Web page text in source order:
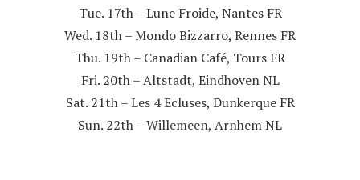
Tue. 17th – Lune Froide, Nantes FR
Wed. 18th – Mondo Bizzarro, Rennes FR
Thu. 19th – Canadian Café, Tours FR
Fri. 20th – Altstadt, Eindhoven NL
Sat. 21th – Les 4 Ecluses, Dunkerque FR
Sun. 22th – Willemeen, Arnhem NL